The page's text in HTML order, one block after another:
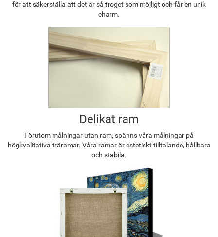
för att säkerställa att det är så troget som möjligt och får en unik
charm.
Delikat ram
Förutom målningar utan ram, spänns våra målningar på
högkvalitativa träramar. Våra ramar är estetiskt tilltalande, hållbara
och stabila.